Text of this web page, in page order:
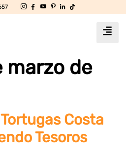
marzo de
Costa
Tesoros